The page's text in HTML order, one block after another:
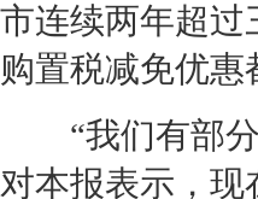
市连续两年超过
购置税减免优惠
“我们有部分
对本报表示，现